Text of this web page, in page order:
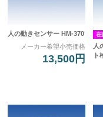
人の動きセンサー HM-370
メーカー希望小売価格
13,500円
在
人